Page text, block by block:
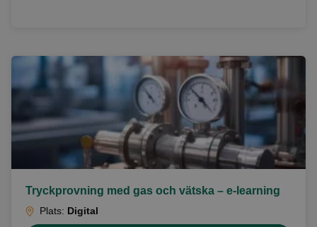
Tryckprovning med gas och vätska – e-learning
Plats: Digital